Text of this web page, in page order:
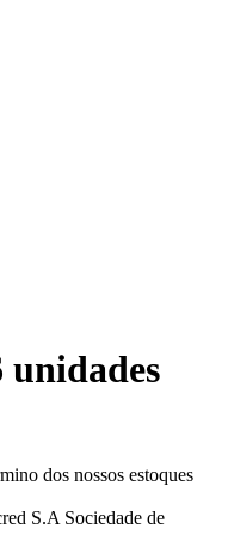
unidades
dos nossos estoques
S.A Sociedade de